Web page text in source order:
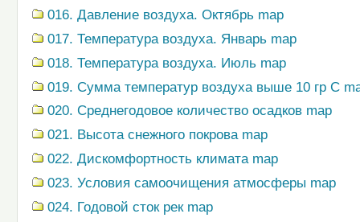
016. Давление воздуха. Октябрь map
017. Температура воздуха. Январь map
018. Температура воздуха. Июль map
019. Сумма температур воздуха выше 10 гр С
020. Среднегодовое количество осадков map
021. Высота снежного покрова map
022. Дискомфортность климата map
023. Условия самоочищения атмосферы map
024. Годовой сток рек map